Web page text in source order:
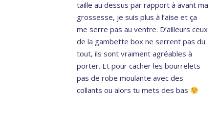
taille au dessus par rapport à avant ma
grossesse, je suis plus à l’aise et ça
me serre pas au ventre. D’ailleurs ceux
de la gambette box ne serrent pas du
tout, ils sont vraiment agréables à
porter. Et pour cacher les bourrelets
pas de robe moulante avec des
collants ou alors tu mets des bas